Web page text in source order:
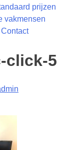
prijzen
vakmensen
Contact
click-5